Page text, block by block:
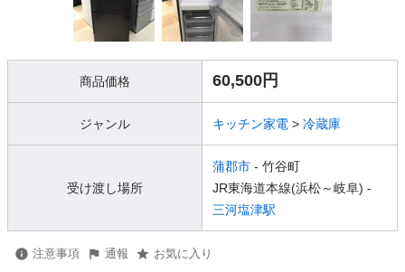
商品価格 60,500円
ジャンル キッチン家電 > 冷蔵庫
受け渡し場所
蒲郡市 - 竹谷町
JR東海道本線(浜松～岐阜) -
三河塩津駅
注意事項 通報 お気に入り